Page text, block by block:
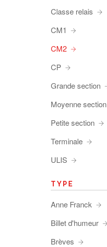
Classe relais
CM1
CM2
CP
Grande section
Moyenne section
Petite section
Terminale
ULIS
TYPE
Anne Franck
Billet d'humeur
Brèves